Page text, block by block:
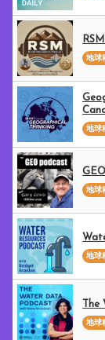
地球
地球
地球
地球
地球